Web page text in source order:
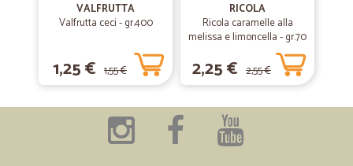
VALFRUTTA
Valfrutta ceci - gr.400
1,25 € 1,55 €
RICOLA
Ricola caramelle alla
melissa e limoncella - gr.70
2,25 € 2,55 €